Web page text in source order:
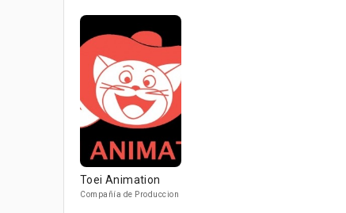
Toei Animation
Compañía de Produccion